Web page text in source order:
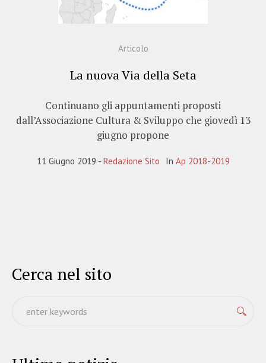
Articolo
La nuova Via della Seta
Continuano gli appuntamenti proposti
dall’Associazione Cultura & Sviluppo che giovedì 13
giugno propone
11 Giugno 2019 Redazione Sito In Ap 2018-2019
Cerca nel sito